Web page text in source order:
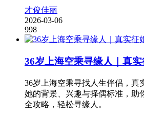
才俊佳丽
2026-03-06
998
36岁上海空乘寻缘人｜真
36岁上海空乘寻找人生伴侣，真
她的背景、兴趣与择偶标准，助
全攻略，轻松寻缘人。